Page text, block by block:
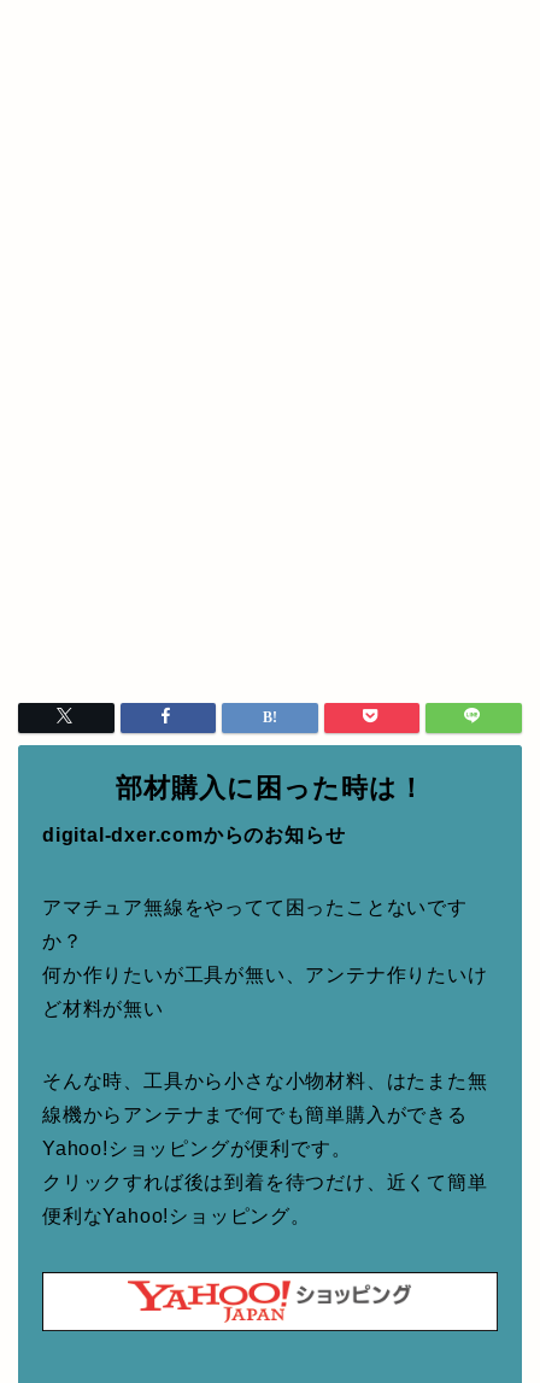
部材購入に困った時は！
digital-dxer.comからのお知らせ
アマチュア無線をやってて困ったことないです
か？
何か作りたいが工具が無い、アンテナ作りたいけ
ど材料が無い
そんな時、工具から小さな小物材料、はたまた無
線機からアンテナまで何でも簡単購入ができる
Yahoo!ショッピングが便利です。
クリックすれば後は到着を待つだけ、近くて簡単
便利なYahoo!ショッピング。